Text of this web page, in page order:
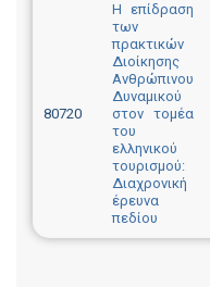
80720
Η επίδραση
των
πρακτικών
Διοίκησης
Ανθρώπινου
Δυναμικού
στον τομέα
του
ελληνικού
τουρισμού:
Διαχρονική
έρευνα
πεδίου